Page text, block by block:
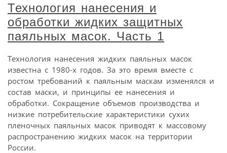
Технология нанесения и
обработки жидких защитных
паяльных масок. Часть 1
Технология нанесения жидких паяльных масок
известна с 1980-х годов. За это время вместе с
ростом требований к паяльным маскам изменялся и
состав маски, и принципы ее нанесения и
обработки. Сокращение объемов производства и
низкие потребительские характеристики сухих
пленочных паяльных масок приводят к массовому
распространению жидких масок на территории
России.